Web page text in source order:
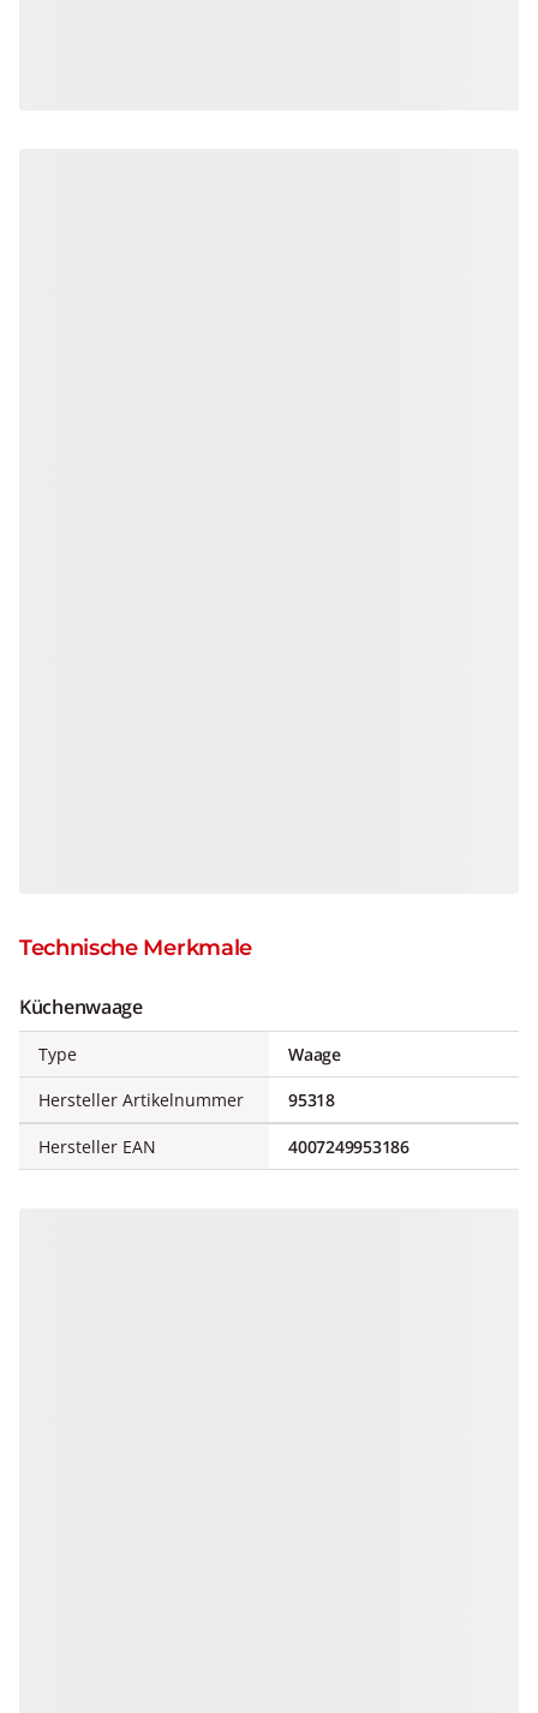
Technische Merkmale
Küchenwaage
Type
Waage
Hersteller Artikelnummer
95318
Hersteller EAN 4007249953186